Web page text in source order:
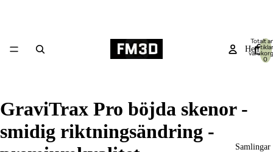
Hem
Samlingar
Totalt
0
GraviTrax Pro böjda skenor -
smidig riktningsändring -